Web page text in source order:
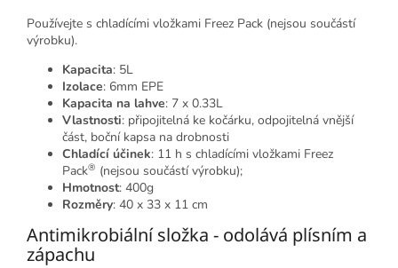
Používejte s chladícími vložkami Freez Pack (nejsou součástí
výrobku).
Kapacita: 5L
Izolace: 6mm EPE
Kapacita na lahve: 7 x 0.33L
Vlastnosti: připojitelná ke kočárku, odpojitelná vnější
část, boční kapsa na drobnosti
Chladící účinek: 11 h s chladícími vložkami Freez
Pack® (nejsou součástí výrobku);
Hmotnost: 400g
Rozměry: 40 x 33 x 11 cm
Antimikrobiální složka - odolává plísním a
zápachu